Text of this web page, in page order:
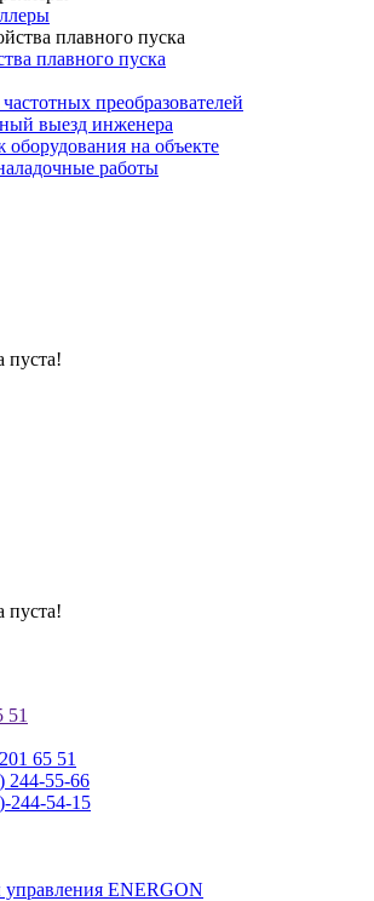
плавного пуска
преобразователей
выезд инженера
на объекте
работы
пуста!
пуста!
51
65 51
244-55-66
244-54-15
ENERGON